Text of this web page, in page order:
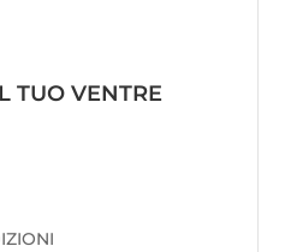
TUO VENTRE